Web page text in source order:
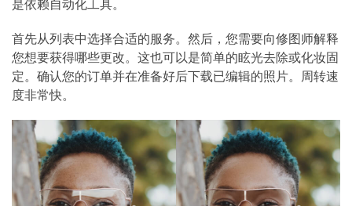
是依赖自动化工具。
首先从列表中选择合适的服务。然后，您需要向修图师解释
您想要获得哪些更改。这也可以是简单的眩光去除或化妆固
定。确认您的订单并在准备好后下载已编辑的照片。周转速
度非常快。